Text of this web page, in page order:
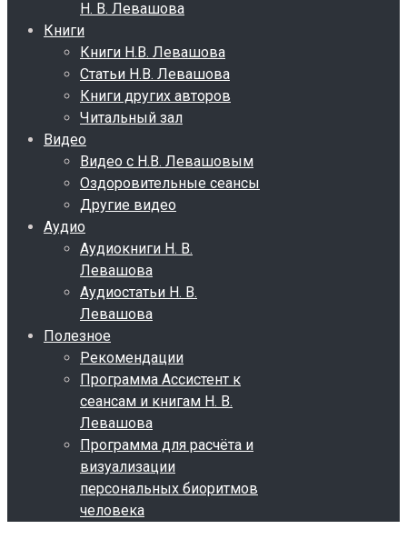
Н. В. Левашова
Книги
Книги Н.В. Левашова
Статьи Н.В. Левашова
Книги других авторов
Читальный зал
Видео
Видео с Н.В. Левашовым
Оздоровительные сеансы
Другие видео
Аудио
Аудиокниги Н. В.
Левашова
Аудиостатьи Н. В.
Левашова
Полезное
Рекомендации
Программа Ассистент к
сеансам и книгам Н. В.
Левашова
Программа для расчёта и
визуализации
персональных биоритмов
человека